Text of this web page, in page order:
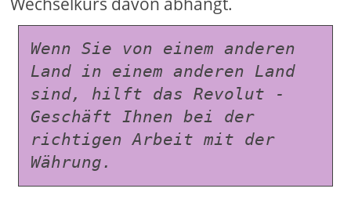
Wenn Sie von einem anderen
Land in einem anderen Land
sind, hilft das Revolut -
Geschäft Ihnen bei der
richtigen Arbeit mit der
Währung.